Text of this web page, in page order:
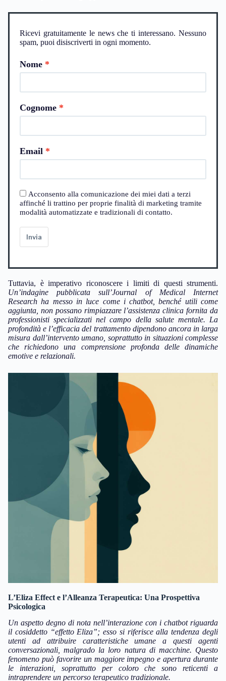
Ricevi gratuitamente le news che ti interessano. Nessuno
spam, puoi disiscriverti in ogni momento.
Nome
Cognome
Email
Acconsento alla comunicazione dei miei dati a terzi
affinché li trattino per proprie finalità di marketing tramite
modalità automatizzate e tradizionali di contatto.
Invia
Tuttavia, è imperativo riconoscere i limiti di questi strumenti.
Un’indagine pubblicata sull’Journal of Medical Internet
Research ha messo in luce come i chatbot, benché utili come
aggiunta, non possano rimpiazzare l’assistenza clinica fornita da
professionisti specializzati nel campo della salute mentale. La
profondità e l’efficacia del trattamento dipendono ancora in larga
misura dall’intervento umano, soprattutto in situazioni complesse
che richiedono una comprensione profonda delle dinamiche
emotive e relazionali.
L’Eliza Effect e l’Alleanza Terapeutica: Una Prospettiva
Psicologica
Un aspetto degno di nota nell’interazione con i chatbot riguarda
il cosiddetto “effetto Eliza”; esso si riferisce alla tendenza degli
utenti ad attribuire caratteristiche umane a questi agenti
conversazionali, malgrado la loro natura di macchine. Questo
fenomeno può favorire un maggiore impegno e apertura durante
le interazioni, soprattutto per coloro che sono reticenti a
intraprendere un percorso terapeutico tradizionale.